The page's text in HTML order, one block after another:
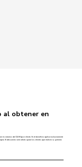
al obtener en
máximo de $12.50 por cliente. Este beneficio aplica exclusivamente
El descuento será válido para los clientes que realicen su primera